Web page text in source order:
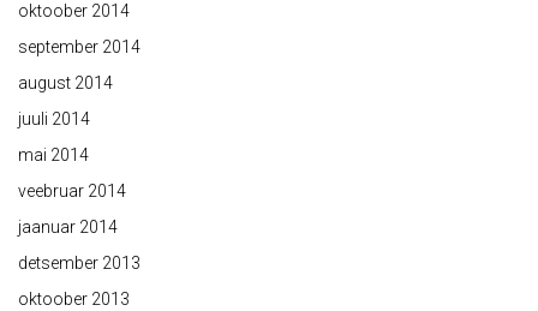
oktoober 2014
september 2014
august 2014
juuli 2014
mai 2014
veebruar 2014
jaanuar 2014
detsember 2013
oktoober 2013